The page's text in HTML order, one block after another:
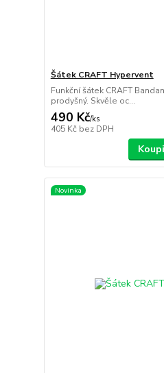
Šátek CRAFT Hypervent
Funkční šátek CRAFT
prodyšný. Skvěle oc...
490 Kč/ks
405 Kč bez DPH
Novinka